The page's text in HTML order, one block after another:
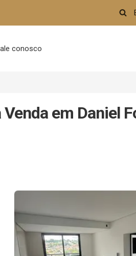
conosco
em Daniel